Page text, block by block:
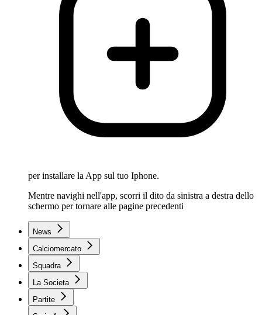
per installare la App sul tuo Iphone.
Mentre navighi nell'app, scorri il dito da sinistra a destra dello
schermo per tornare alle pagine precedenti
News
Calciomercato
Squadra
La Societa
Partite